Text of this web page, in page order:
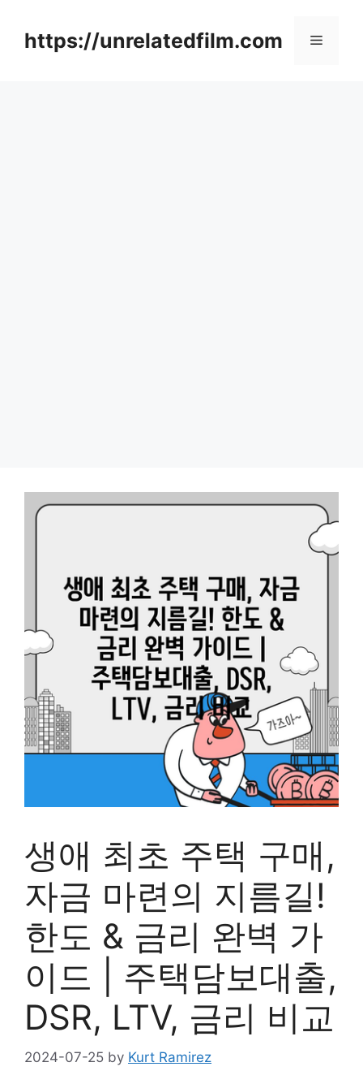
contenthttps://unrelatedfilm.com Menu
생애 최초 주택 구매,
자금 마련의 지름길!
한도 & 금리 완벽 가
이드 | 주택담보대출,
DSR, LTV, 금리 비교
2024-07-25 by Kurt Ramirez